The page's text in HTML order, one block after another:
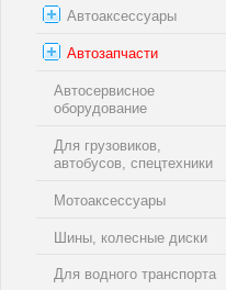
Автоаксессуары
Автозапчасти
Автосервисное
оборудование
Для грузовиков,
автобусов, спецтехники
Мотоаксессуары
Шины, колесные диски
Для водного транспорта